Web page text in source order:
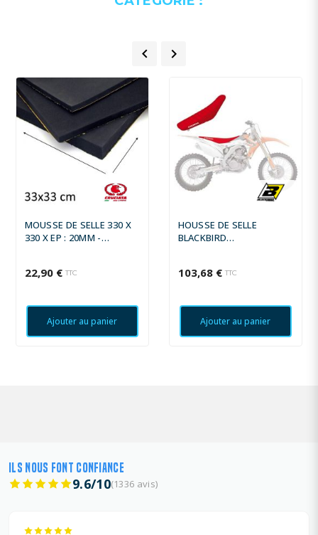
 
MOUSSE DE SELLE 330 X
330 X EP : 20MM -
22,90 € TTC
Ajouter au panier
HOUSSE DE SELLE
BLACKBIRD
103,68 € TTC
Ajouter au panier
ILS NOUS FONT CONFIANCE
9.6/10(1336 avis)